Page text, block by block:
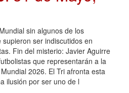
sin algunos de los
ser indiscutidos en
Fin del misterio: Javier Aguirre
que representarán a la
2026. El Tri afronta esta
ilusión por ser uno de l